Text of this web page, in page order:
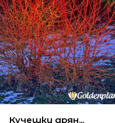
Кучешки дрян...